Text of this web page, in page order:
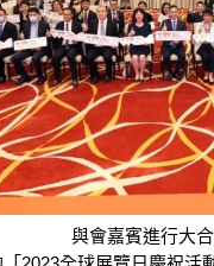
與會嘉賓進行大